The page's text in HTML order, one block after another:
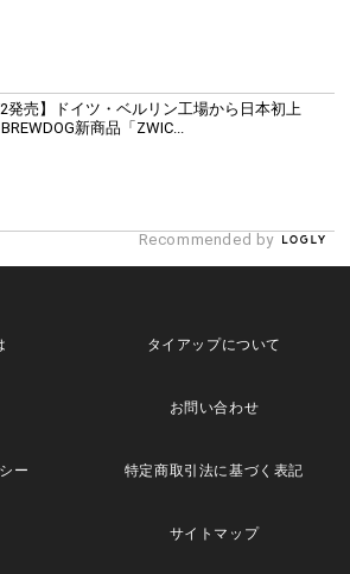
2発売】ドイツ・ベルリン工場から日本初上
新商品「ZWIC...
Recommended by
タイアップについて
お問い合わせ
ー 特定商取引法に基づく表記
サイトマップ